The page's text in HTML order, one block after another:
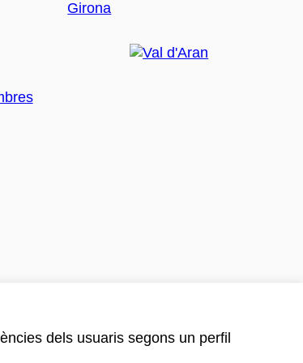
dels usuaris segons un perfil